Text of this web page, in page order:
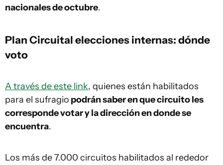
nacionales de octubre.
Plan Circuital elecciones internas: dónde
voto
A través de este link, quienes están habilitados
para el sufragio podrán saber en que circuito les
corresponde votar y la dirección en donde se
encuentra.
Los más de 7.000 circuitos habilitados al rededor